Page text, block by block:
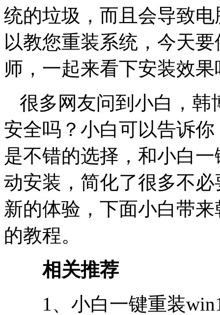
统的垃圾，而且会导致
以教您重装系统，今天
师，一起来看下安装效果
很多网友问到小白，韩
安全吗？小白可以告诉
是不错的选择，和小白
动安装，简化了很多不
新的体验，下面小白带
的教程。
相关推荐
1、小白一键重装